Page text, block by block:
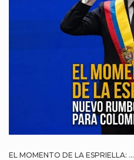
EL MOMENTO DE LA ESPRIELLA: ...